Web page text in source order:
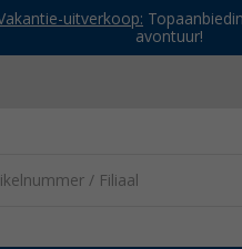
uitverkoop:
avontuur!